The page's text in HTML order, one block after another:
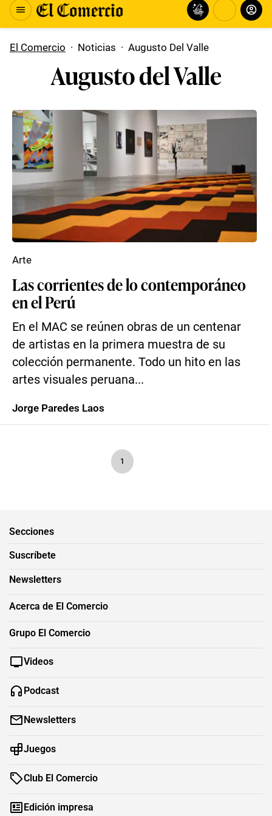
El Comercio · Noticias · Augusto Del Valle
Augusto del Valle
Las corrientes de lo contemporáneo
en el Perú
En el MAC se reúnen obras de un centenar
de artistas en la primera muestra de su
colección permanente. Todo un hito en las
artes visuales peruana...
Arte
Jorge Paredes Laos
1
Secciones
Suscríbete
Newsletters
Acerca de El Comercio
Grupo El Comercio
Videos
Podcast
Newsletters
Juegos
Club El Comercio
Edición impresa